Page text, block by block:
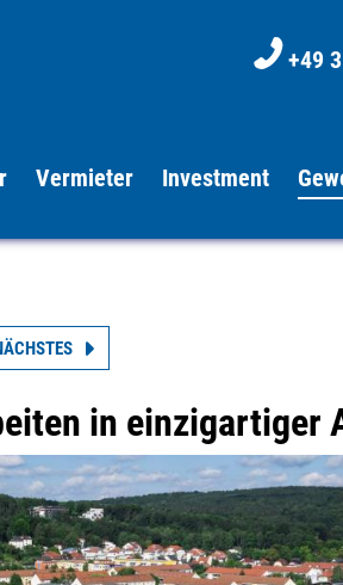
+49
Vermieter Investment
in einzigartiger